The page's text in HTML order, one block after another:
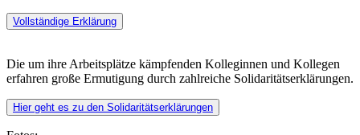
Vollständige Erklärung
Die um ihre Arbeitsplätze kämpfenden Kolleginnen und Kollegen
erfahren große Ermutigung durch zahlreiche Solidaritätserklärungen.
Hier geht es zu den Solidaritätserklärungen